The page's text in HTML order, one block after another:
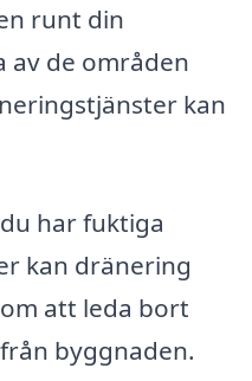
runt din
av de områden
kan
har fuktiga
kan dränering
att leda bort
byggnaden.